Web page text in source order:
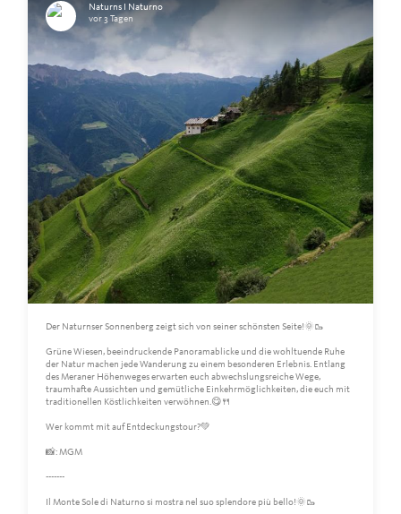
Naturns I Naturno
vor 3 Tagen
Der Naturnser Sonnenberg zeigt sich von seiner schönsten Seite!🌞🥾
Grüne Wiesen, beeindruckende Panoramablicke und die wohltuende Ruhe
der Natur machen jede Wanderung zu einem besonderen Erlebnis. Entlang
des Meraner Höhenweges erwarten euch abwechslungsreiche Wege,
traumhafte Aussichten und gemütliche Einkehrmöglichkeiten, die euch mit
traditionellen Köstlichkeiten verwöhnen.😋🍴
Wer kommt mit auf Entdeckungstour?💚
📸: MGM
-------
Il Monte Sole di Naturno si mostra nel suo splendore più bello!🌞🥾